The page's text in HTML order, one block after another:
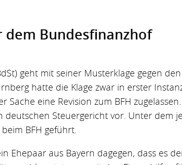
dem Bundesfinanzhof
geht mit seiner Musterklage gegen
hatte die Klage zwar in erster
Sache eine Revision zum BFH
deutschen Steuergericht vor. Unter dem
BFH geführt.
Ehepaar aus Bayern dagegen, dass es